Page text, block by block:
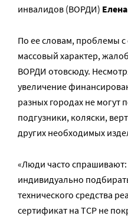
инвалидов (ВОРДИ)
По ее словам, проблемы
массовый характер,
ВОРДИ отовсюду.
увеличение
разных городах не могут
подгузники, коляски,
других необходимых
«Люди часто
индивидуально
технического средства
сертификат на ТСР не